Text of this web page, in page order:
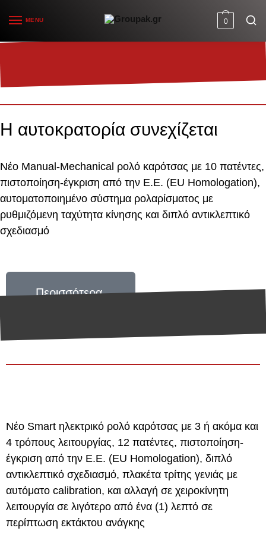
MENU 0
TEK 2 MAX ROLL SERIES ®
Η αυτοκρατορία συνεχίζεται
Νέο Manual-Mechanical ρολό καρότσας με 10 πατέντες,
πιστοποίηση-έγκριση από την Ε.Ε. (EU Homologation),
αυτοματοποιημένο σύστημα ρολαρίσματος με
ρυθμιζόμενη ταχύτητα κίνησης και διπλό αντικλεπτικό
σχεδιασμό
Περισσότερα
E-ROLL 2 SMART SERIES ®
Νέο Smart ηλεκτρικό ρολό καρότσας με 3 ή ακόμα και
4 τρόπους λειτουργίας, 12 πατέντες, πιστοποίηση-
έγκριση από την Ε.Ε. (EU Homologation), διπλό
αντικλεπτικό σχεδιασμό, πλακέτα τρίτης γενιάς με
αυτόματο calibration, και αλλαγή σε χειροκίνητη
λειτουργία σε λιγότερο από ένα (1) λεπτό σε
περίπτωση εκτάκτου ανάγκης